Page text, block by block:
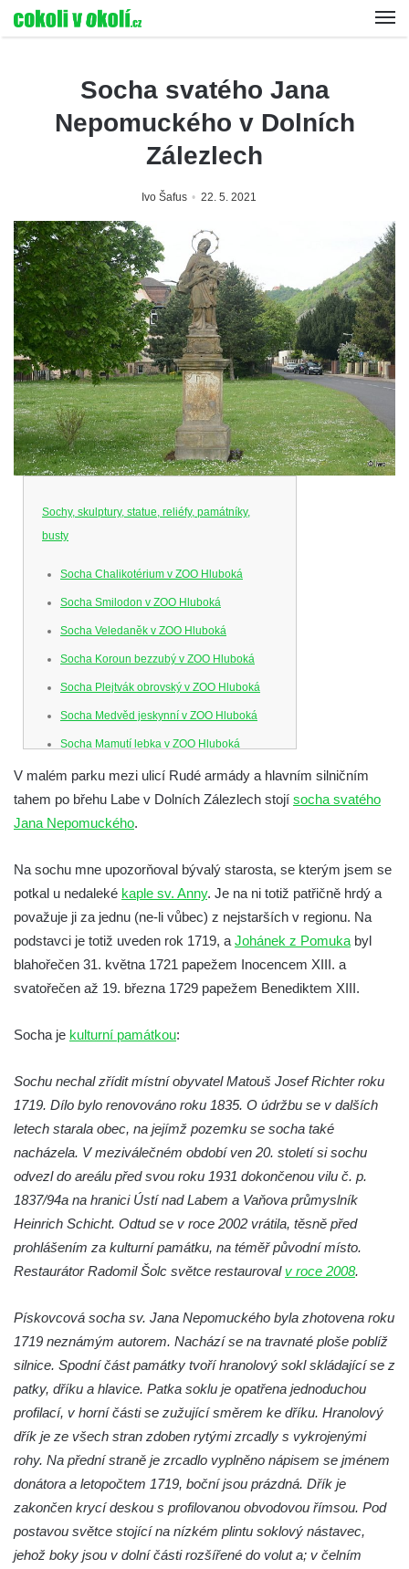
Socha svatého Jana
Nepomuckého v Dolních
Zálezlech
Ivo Šafus 22. 5. 2021
Sochy, skulptury, statue, reliéfy, památníky,
busty
Socha Chalikotérium v ZOO Hluboká
Socha Smilodon v ZOO Hluboká
Socha Veledaněk v ZOO Hluboká
Socha Koroun bezzubý v ZOO Hluboká
Socha Plejtvák obrovský v ZOO Hluboká
Socha Medvěd jeskynní v ZOO Hluboká
Socha Mamutí lebka v ZOO Hluboká
Socha Mamut srstnatý v ZOO Hluboká
Socha Orel v ZOO Hluboká
Socha Vydry si hrají v ZOO Hluboká
Socha Lišky v ZOO Hluboká
Socha Kudlanka v ZOO Hluboká
Socha Vlčice s mládětem v ZOO Hluboká
Socha Rys číhající na srnu v ZOO Hluboká
Socha Želva v ZOO Hluboká
Socha Kozorožec horský v ZOO Hluboká
Socha Včela v ZOO Hluboká
Socha Nosorožík v ZOO Hluboká
Socha Rosomák v ZOO Hluboká
Socha Beruška v ZOO Hluboká
Flamingo trůn v ZOO Hluboká
Lavička Kůň Převalského v ZOO Hluboká
Lysá nad Labem, barokní město Šporkovo
Socha Opičákovník v ZOO Hluboká
Socha Mystik v ZOO Hluboká
Reliéf Rodina a práce na budově záložny
čp. 69/1 v Českých Budějovicích
Socha Jana Valeria Jirsíka u Černé věže v
V malém parku mezi ulicí Rudé armády a hlavním silničním
tahem po břehu Labe v Dolních Zálezlech stojí socha svatého
Jana Nepomuckého.
Na sochu mne upozorňoval bývalý starosta, se kterým jsem se
potkal u nedaleké kaple sv. Anny. Je na ni totiž patřičně hrdý a
považuje ji za jednu (ne-li vůbec) z nejstarších v regionu. Na
podstavci je totiž uveden rok 1719, a Johánek z Pomuka byl
blahořečen 31. května 1721 papežem Inocencem XIII. a
svatořečen až 19. března 1729 papežem Benediktem XIII.
Socha je kulturní památkou:
Sochu nechal zřídit místní obyvatel Matouš Josef Richter roku
1719. Dílo bylo renovováno roku 1835. O údržbu se v dalších
letech starala obec, na jejímž pozemku se socha také
nacházela. V meziválečném období ven 20. století si sochu
odvezl do areálu před svou roku 1931 dokončenou vilu č. p.
1837/94a na hranici Ústí nad Labem a Vaňova průmyslník
Heinrich Schicht. Odtud se v roce 2002 vrátila, těsně před
prohlášením za kulturní památku, na téměř původní místo.
Restaurátor Radomil Šolc světce restauroval v roce 2008.
Pískovcová socha sv. Jana Nepomuckého byla zhotovena roku
1719 neznámým autorem. Nachází se na travnaté ploše poblíž
silnice. Spodní část památky tvoří hranolový sokl skládající se z
patky, dříku a hlavice. Patka soklu je opatřena jednoduchou
profilací, v horní části se zužující směrem ke dříku. Hranolový
dřík je ze všech stran zdoben rytými zrcadly s vykrojenými
rohy. Na přední straně je zrcadlo vyplněno nápisem se jménem
donátora a letopočtem 1719, boční jsou prázdná. Dřík je
zakončen krycí deskou s profilovanou obvodovou římsou. Pod
postavou světce stojící na nízkém plintu soklový nástavec,
jehož boky jsou v dolní části rozšířené do volut a; v čelním